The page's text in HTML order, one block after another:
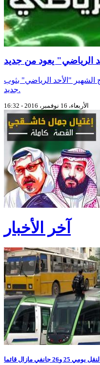
الرياضي" يعود من جديد
الشهير "الأحد الرياضي" بثوب
جديد.
الأربعاء، 16 نوفمبر، 2016 - 16:32
آخر الأخبار
مازال قائما